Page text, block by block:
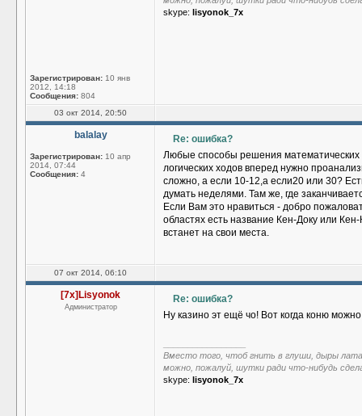
Зарегистрирован: 10 янв
2012, 14:18
Сообщения: 804
skype: lisyonok_7x
03 окт 2014, 20:50
balalay
Зарегистрирован: 10 апр
2014, 07:44
Сообщения: 4
Re: ошибка?
Любые способы решения математических
логических ходов вперед нужно
сложно, а если 10-12,а если20 или 30?
думать неделями. Там же, где
Если Вам это нравиться - добро
областях есть название Кен-Доку или
встанет на свои места.
07 окт 2014, 06:10
[7x]Lisyonok
Администратор
Re: ошибка?
Ну казино эт ещё чо! Вот когда коню
Вместо того, чтоб гнить в глуши, дыры
можно, пожалуй, шутки ради что-нибудь
skype: lisyonok_7x